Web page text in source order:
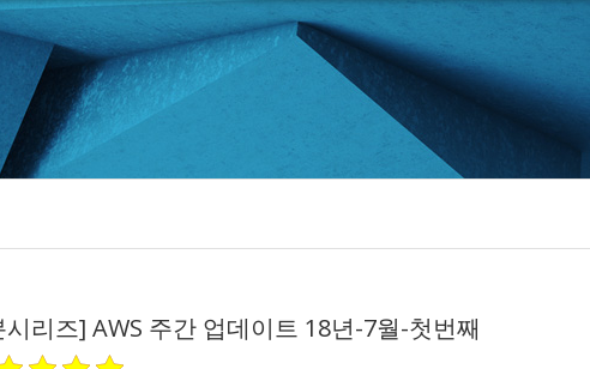
시리즈] AWS 주간 업데이트 18년-7월-첫번째